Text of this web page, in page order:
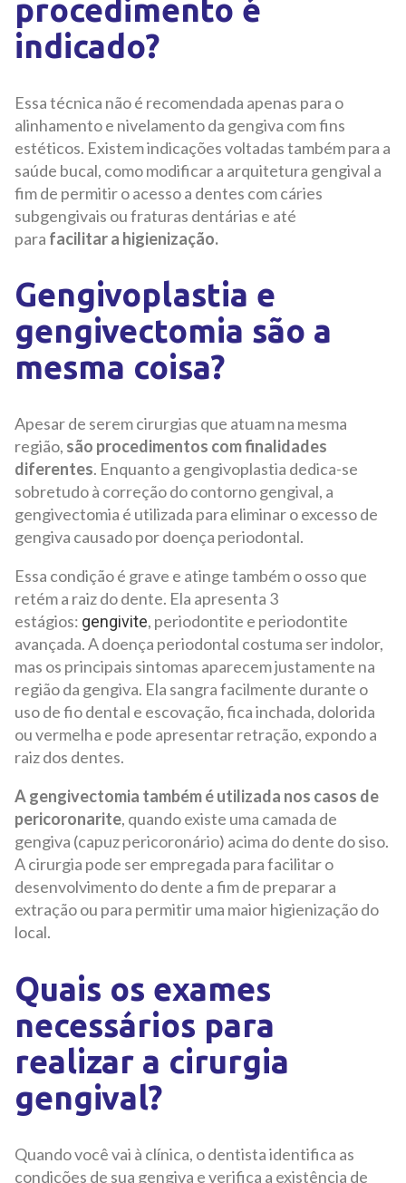
procedimento é
indicado?
Essa técnica não é recomendada apenas para o
alinhamento e nivelamento da gengiva com fins
estéticos. Existem indicações voltadas também para a
saúde bucal, como modificar a arquitetura gengival a
fim de permitir o acesso a dentes com cáries
subgengivais ou fraturas dentárias e até
para facilitar a higienização.
Gengivoplastia e
gengivectomia são a
mesma coisa?
Apesar de serem cirurgias que atuam na mesma
região, são procedimentos com finalidades
diferentes. Enquanto a gengivoplastia dedica-se
sobretudo à correção do contorno gengival, a
gengivectomia é utilizada para eliminar o excesso de
gengiva causado por doença periodontal.
Essa condição é grave e atinge também o osso que
retém a raiz do dente. Ela apresenta 3
estágios: gengivite, periodontite e periodontite
avançada. A doença periodontal costuma ser indolor,
mas os principais sintomas aparecem justamente na
região da gengiva. Ela sangra facilmente durante o
uso de fio dental e escovação, fica inchada, dolorida
ou vermelha e pode apresentar retração, expondo a
raiz dos dentes.
A gengivectomia também é utilizada nos casos de
pericoronarite, quando existe uma camada de
gengiva (capuz pericoronário) acima do dente do siso.
A cirurgia pode ser empregada para facilitar o
desenvolvimento do dente a fim de preparar a
extração ou para permitir uma maior higienização do
local.
Quais os exames
necessários para
realizar a cirurgia
gengival?
Quando você vai à clínica, o dentista identifica as
condições de sua gengiva e verifica a existência de